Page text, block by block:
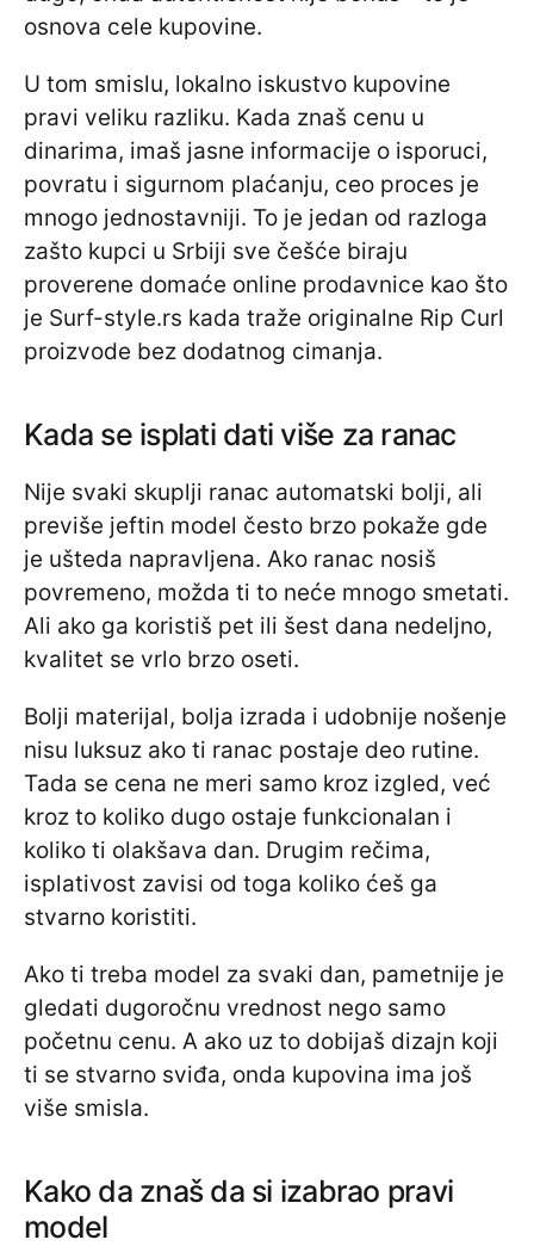
osnova cele kupovine.
U tom smislu, lokalno iskustvo kupovine
pravi veliku razliku. Kada znaš cenu u
dinarima, imaš jasne informacije o isporuci,
povratu i sigurnom plaćanju, ceo proces je
mnogo jednostavniji. To je jedan od razloga
zašto kupci u Srbiji sve češće biraju
proverene domaće online prodavnice kao što
je Surf-style.rs kada traže originalne Rip Curl
proizvode bez dodatnog cimanja.
Kada se isplati dati više za ranac
Nije svaki skuplji ranac automatski bolji, ali
previše jeftin model često brzo pokaže gde
je ušteda napravljena. Ako ranac nosiš
povremeno, možda ti to neće mnogo smetati.
Ali ako ga koristiš pet ili šest dana nedeljno,
kvalitet se vrlo brzo oseti.
Bolji materijal, bolja izrada i udobnije nošenje
nisu luksuz ako ti ranac postaje deo rutine.
Tada se cena ne meri samo kroz izgled, već
kroz to koliko dugo ostaje funkcionalan i
koliko ti olakšava dan. Drugim rečima,
isplativost zavisi od toga koliko ćeš ga
stvarno koristiti.
Ako ti treba model za svaki dan, pametnije je
gledati dugoročnu vrednost nego samo
početnu cenu. A ako uz to dobijaš dizajn koji
ti se stvarno sviđa, onda kupovina ima još
više smisla.
Kako da znaš da si izabrao pravi
model